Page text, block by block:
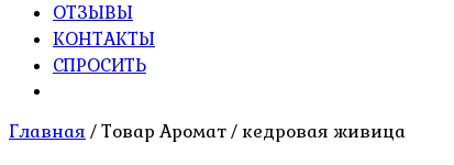
ОТЗЫВЫ
КОНТАКТЫ
СПРОСИТЬ
Главная / Товар Аромат / кедровая живица